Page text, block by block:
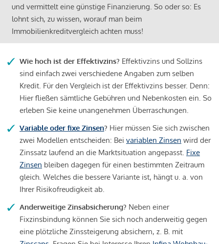
und vermittelt eine günstige Finanzierung. So oder so: Es
lohnt sich, zu wissen, worauf man beim
Immobilienkreditvergleich achten muss!
Wie hoch ist der Effektivzins? Effektivzins und Sollzins
sind einfach zwei verschiedene Angaben zum selben
Kredit. Für den Vergleich ist der Effektivzins besser. Denn:
Hier fließen sämtliche Gebühren und Nebenkosten ein. So
erleben Sie keine unangenehmen Überraschungen.
Variable oder fixe Zinsen? Hier müssen Sie sich zwischen
zwei Modellen entscheiden: Bei variablen Zinsen wird der
Zinssatz laufend an die Marktsituation angepasst. Fixe
Zinsen bleiben dagegen für einen bestimmten Zeitraum
gleich. Welches die bessere Variante ist, hängt u. a. von
Ihrer Risikofreudigkeit ab.
Anderweitige Zinsabsicherung? Neben einer
Fixzinsbindung können Sie sich noch anderweitig gegen
eine plötzliche Zinssteigerung absichern, z. B. mit